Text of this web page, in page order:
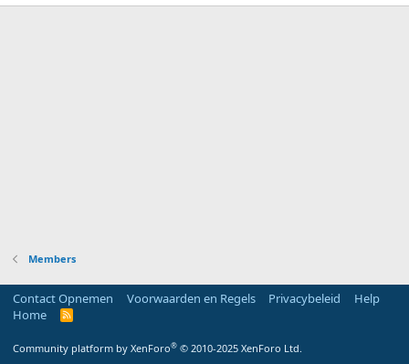
Members
Contact Opnemen Voorwaarden en Regels Privacybeleid
Help
Home
R
Community platform by XenForo® © 2010-2025 XenForo Ltd.